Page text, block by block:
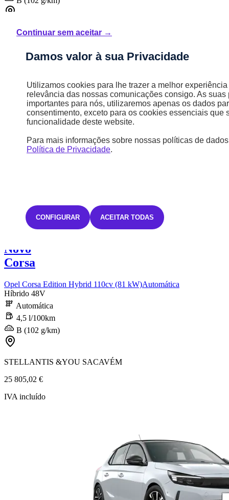
STELLANTIS &YOU SACAVÉM
Novo
Corsa
Opel Corsa Edition Hybrid 110cv (81 kW)Automática
Híbrido 48V
Automática
4,5 l/100km
B (102 g/km)
STELLANTIS &YOU SACAVÉM
25 805,02 €
IVA incluído
Continuar sem aceitar →
Damos valor à sua Privacidade
Utilizamos cookies para lhe trazer a melhor
relevância das nossas comunicações consigo. As suas
importantes para nós, utilizaremos apenas os dados
consentimento, exceto para os cookies essenciais que
funcionalidade deste website.
Para mais informações sobre nossas políticas de
Política de Privacidade.
CONFIGURAR ACEITAR TODAS